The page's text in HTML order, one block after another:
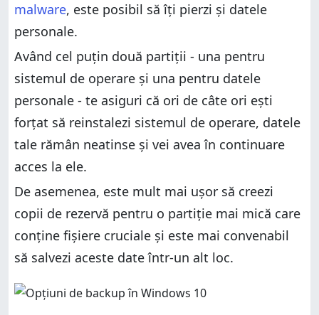
malware, este posibil să îți pierzi și datele
personale.
Având cel puțin două partiții - una pentru
sistemul de operare și una pentru datele
personale - te asiguri că ori de câte ori ești
forțat să reinstalezi sistemul de operare, datele
tale rămân neatinse și vei avea în continuare
acces la ele.
De asemenea, este mult mai ușor să creezi
copii de rezervă pentru o partiție mai mică care
conține fișiere cruciale și este mai convenabil
să salvezi aceste date într-un alt loc.